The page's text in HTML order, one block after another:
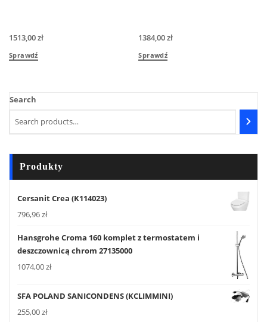
1513,00zł
Sprawdź
1384,00zł
Sprawdź
Search
Produkty
Cersanit Crea (K114023)
796,96zł
Hansgrohe Croma 160 komplet z termostatem i
deszczownicą chrom 27135000
1074,00zł
SFA POLAND SANICONDENS (KCLIMMINI)
255,00zł